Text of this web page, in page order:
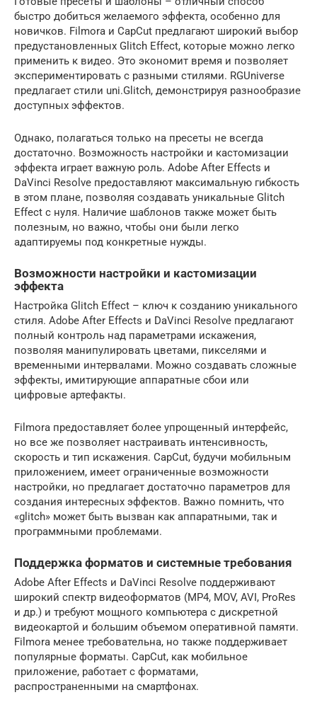
быстро добиться желаемого эффекта, особенно для
новичков. Filmora и CapCut предлагают широкий выбор
предустановленных Glitch Effect, которые можно легко
применить к видео. Это экономит время и позволяет
экспериментировать с разными стилями. RGUniverse
предлагает стили uni.Glitch, демонстрируя разнообразие
доступных эффектов.
Однако, полагаться только на пресеты не всегда
достаточно. Возможность настройки и кастомизации
эффекта играет важную роль. Adobe After Effects и
DaVinci Resolve предоставляют максимальную гибкость
в этом плане, позволяя создавать уникальные Glitch
Effect с нуля. Наличие шаблонов также может быть
полезным, но важно, чтобы они были легко
адаптируемы под конкретные нужды.
Возможности настройки и кастомизации
эффекта
Настройка Glitch Effect – ключ к созданию уникального
стиля. Adobe After Effects и DaVinci Resolve предлагают
полный контроль над параметрами искажения,
позволяя манипулировать цветами, пикселями и
временными интервалами. Можно создавать сложные
эффекты, имитирующие аппаратные сбои или
цифровые артефакты.
Filmora предоставляет более упрощенный интерфейс,
но все же позволяет настраивать интенсивность,
скорость и тип искажения. CapCut, будучи мобильным
приложением, имеет ограниченные возможности
настройки, но предлагает достаточно параметров для
создания интересных эффектов. Важно помнить, что
«glitch» может быть вызван как аппаратными, так и
программными проблемами.
Поддержка форматов и системные требования
Adobe After Effects и DaVinci Resolve поддерживают
широкий спектр видеоформатов (MP4, MOV, AVI, ProRes
и др.) и требуют мощного компьютера с дискретной
видеокартой и большим объемом оперативной памяти.
Filmora менее требовательна, но также поддерживает
популярные форматы. CapCut, как мобильное
приложение, работает с форматами,
распространенными на смартфонах.